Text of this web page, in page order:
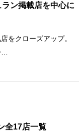
ン掲載店を中心に
をクローズアップ。
全17店一覧